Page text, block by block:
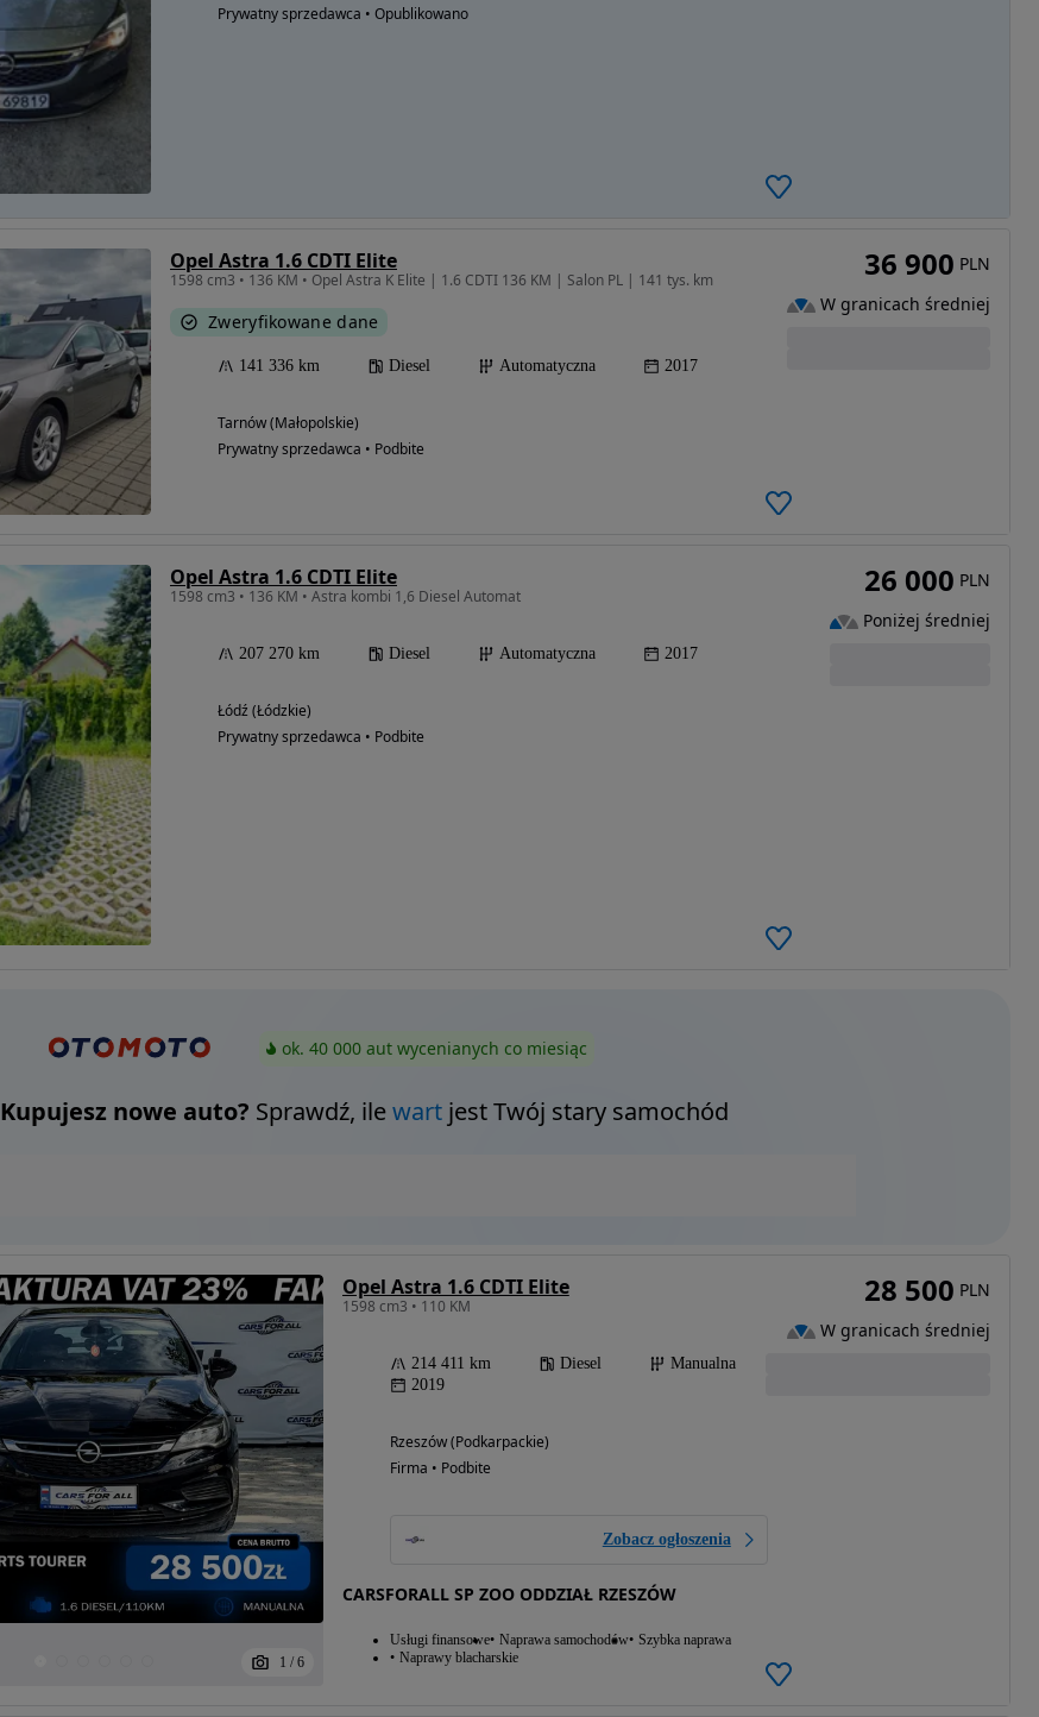
Prywatny sprzedawca • Opublikowano
Opel Astra 1.6 CDTI Elite
1598 cm3 • 136 KM • Opel Astra K Elite | 1.6 CDTI 136 KM | Salon PL | 141 tys. km
Zweryfikowane dane
141 336 km Diesel Automatyczna 2017
Tarnów (Małopolskie)
Prywatny sprzedawca • Podbite
36 900 PLN
W granicach średniej
Opel Astra 1.6 CDTI Elite
1598 cm3 • 136 KM • Astra kombi 1,6 Diesel Automat
207 270 km Diesel Automatyczna 2017
Łódź (Łódzkie)
Prywatny sprzedawca • Podbite
26 000 PLN
Poniżej średniej
ok. 40 000 aut wycenianych co miesiąc
Kupujesz nowe auto? Sprawdź, ilewartjest Twój stary samochód
1 / 6
Opel Astra 1.6 CDTI Elite
1598 cm3 • 110 KM
214 411 km Diesel
Manualna
2019
Rzeszów (Podkarpackie)
Firma • Podbite
Zobacz ogłoszenia
CARSFORALL SP ZOO ODDZIAŁ RZESZÓW
Usługi finansowe Naprawa samochodów Szybka naprawa
Naprawy blacharskie
28 500 PLN
W granicach średniej